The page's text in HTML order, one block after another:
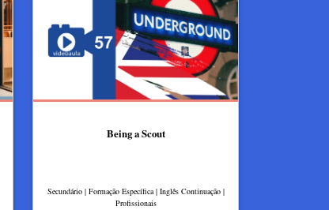
Being a Scout
Secundário | Formação Específica | Inglês Continuação |
Profissionais